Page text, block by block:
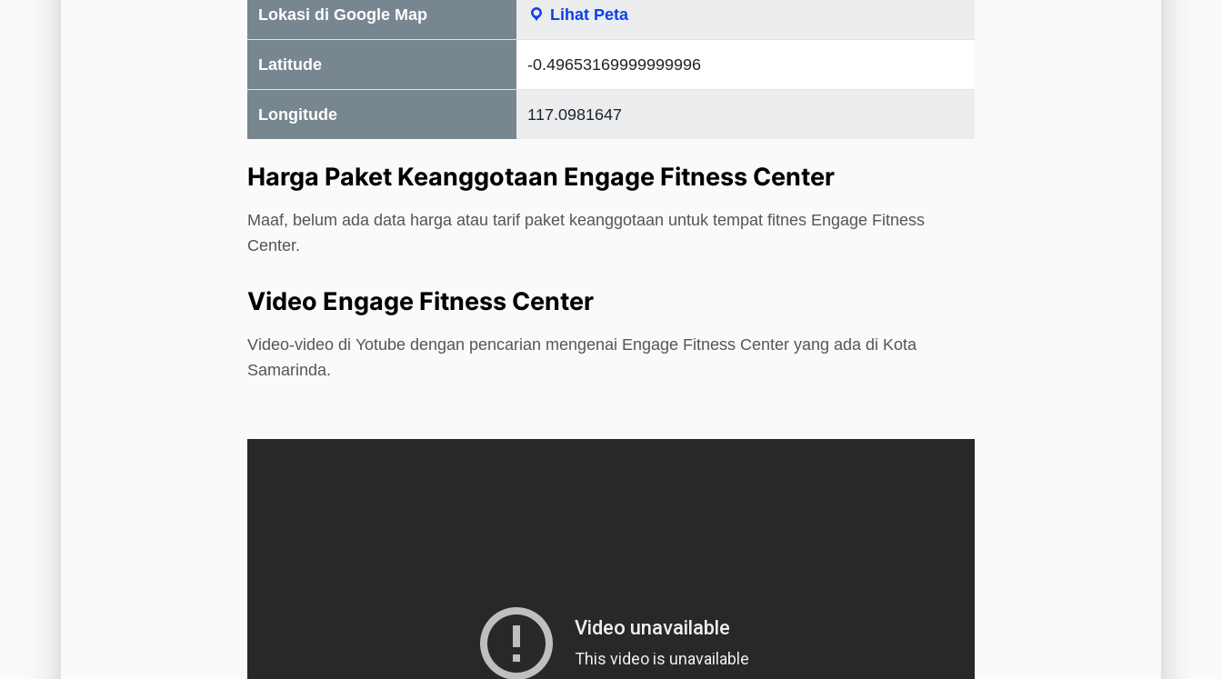
Lokasi di Google Map Lihat Peta
Latitude -0.49653169999999996
Longitude 117.0981647
Harga Paket Keanggotaan Engage Fitness Center
Maaf, belum ada data harga atau tarif paket keanggotaan untuk tempat fitnes Engage Fitness
Center.
Video Engage Fitness Center
Video-video di Yotube dengan pencarian mengenai Engage Fitness Center yang ada di Kota
Samarinda.